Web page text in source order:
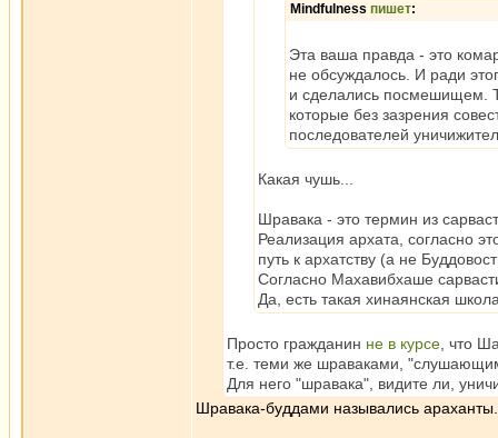
Mindfulness пишет:
Эта ваша правда - это
не обсуждалось. И ради
и сделались посмешищем.
которые без зазрения
последователей
Какая чушь...
Шравака - это термин из
Реализация архата, согласно
путь к архатству (а не
Согласно Махавибхаше
Да, есть такая хинаянская
Просто гражданин не в курсе , что
т.е. теми же шраваками,
Для него "шравака", видите ли,
Шравака-буддами назывались араханты.